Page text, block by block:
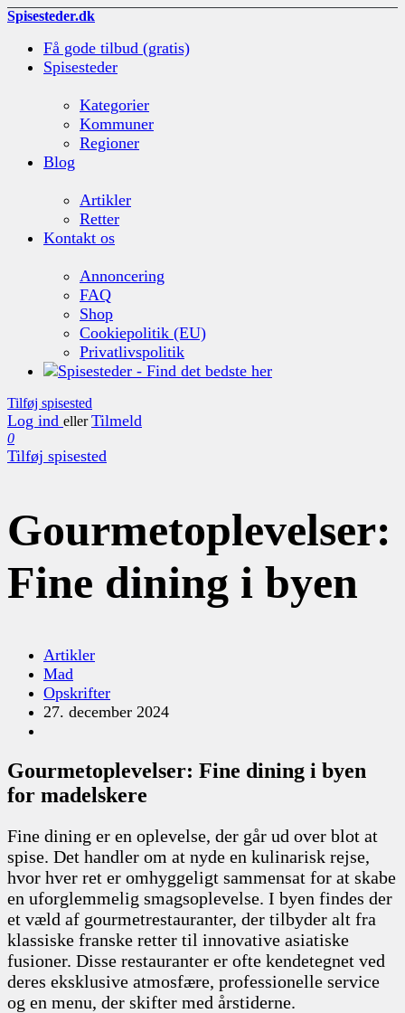
Spisesteder.dk
Få gode tilbud (gratis)
Spisesteder
Kategorier
Kommuner
Regioner
Blog
Artikler
Retter
Kontakt os
Annoncering
FAQ
Shop
Cookiepolitik (EU)
Privatlivspolitik
Tilføj spisested
Log ind eller Tilmeld
0
Tilføj spisested
Gourmetoplevelser:
Fine dining i byen
Artikler
Mad
Opskrifter
27. december 2024
Gourmetoplevelser: Fine dining i byen
for madelskere
Fine dining er en oplevelse, der går ud over blot at
spise. Det handler om at nyde en kulinarisk rejse,
hvor hver ret er omhyggeligt sammensat for at skabe
en uforglemmelig smagsoplevelse. I byen findes der
et væld af gourmetrestauranter, der tilbyder alt fra
klassiske franske retter til innovative asiatiske
fusioner. Disse restauranter er ofte kendetegnet ved
deres eksklusive atmosfære, professionelle service
og en menu, der skifter med årstiderne.